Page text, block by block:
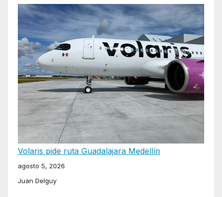
Volaris pide ruta Guadalajara Medellín
agosto 5, 2026
Juan Delguy